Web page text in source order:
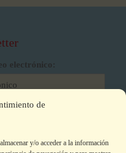
de
y/o acceder a la información
electrónico:
y condiciones